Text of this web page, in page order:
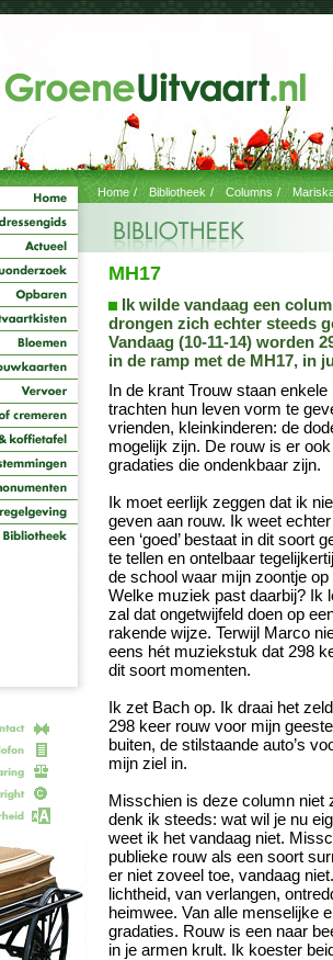
Home / Bibliotheek / Columns /
MH17
Ik wilde vandaag een
drongen zich echter steeds
Vandaag (10-11-14) worden
in de ramp met de MH17, in
In de krant Trouw staan
trachten hun leven vorm te
vrienden, kleinkinderen: de
mogelijk zijn. De rouw is er
gradaties die ondenkbaar zijn.
Ik moet eerlijk zeggen dat ik
geven aan rouw. Ik weet echter
een ‘goed’ bestaat in dit soort
te tellen en ontelbaar
de school waar mijn zoontje
Welke muziek past daarbij? Ik
zal dat ongetwijfeld doen op
rakende wijze. Terwijl Marco
eens hét muziekstuk dat 298
dit soort momenten.
Ik zet Bach op. Ik draai het
298 keer rouw voor mijn
buiten, de stilstaande auto’s
mijn ziel in.
Misschien is deze column niet
denk ik steeds: wat wil je nu
weet ik het vandaag niet.
publieke rouw als een soort
er niet zoveel toe, vandaag
lichtheid, van verlangen,
heimwee. Van alle menselijke
gradaties. Rouw is een naar
in je armen krult. Ik koester